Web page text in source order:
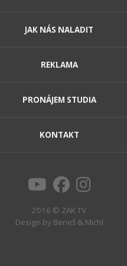
JAK NÁS NALADIT
REKLAMA
PRONÁJEM STUDIA
KONTAKT
2016 © ZAK TV
Design by Beneš & Michl